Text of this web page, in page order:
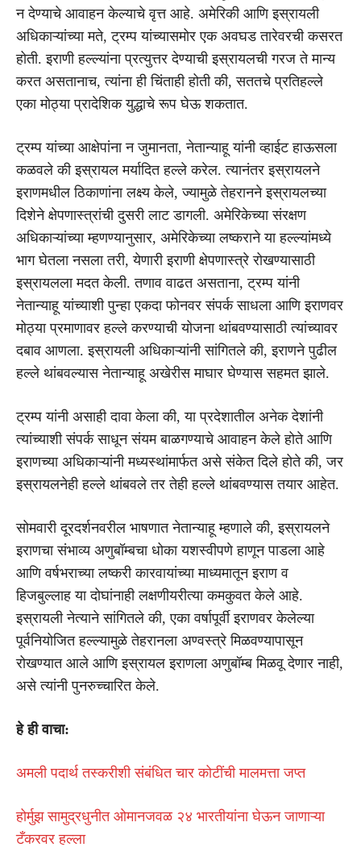
न देण्याचे आवाहन केल्याचे वृत्त आहे. अमेरिकी आणि इस्रायली
अधिकाऱ्यांच्या मते, ट्रम्प यांच्यासमोर एक अवघड तारेवरची कसरत
होती. इराणी हल्ल्यांना प्रत्युत्तर देण्याची इस्रायलची गरज ते मान्य
करत असतानाच, त्यांना ही चिंताही होती की, सततचे प्रतिहल्ले
एका मोठ्या प्रादेशिक युद्धाचे रूप घेऊ शकतात.
ट्रम्प यांच्या आक्षेपांना न जुमानता, नेतान्याहू यांनी व्हाईट हाऊसला
कळवले की इस्रायल मर्यादित हल्ले करेल. त्यानंतर इस्रायलने
इराणमधील ठिकाणांना लक्ष्य केले, ज्यामुळे तेहरानने इस्रायलच्या
दिशेने क्षेपणास्त्रांची दुसरी लाट डागली. अमेरिकेच्या संरक्षण
अधिकाऱ्यांच्या म्हणण्यानुसार, अमेरिकेच्या लष्कराने या हल्ल्यांमध्ये
भाग घेतला नसला तरी, येणारी इराणी क्षेपणास्त्रे रोखण्यासाठी
इस्रायलला मदत केली. तणाव वाढत असताना, ट्रम्प यांनी
नेतान्याहू यांच्याशी पुन्हा एकदा फोनवर संपर्क साधला आणि इराणवर
मोठ्या प्रमाणावर हल्ले करण्याची योजना थांबवण्यासाठी त्यांच्यावर
दबाव आणला. इस्रायली अधिकाऱ्यांनी सांगितले की, इराणने पुढील
हल्ले थांबवल्यास नेतान्याहू अखेरीस माघार घेण्यास सहमत झाले.
ट्रम्प यांनी असाही दावा केला की, या प्रदेशातील अनेक देशांनी
त्यांच्याशी संपर्क साधून संयम बाळगण्याचे आवाहन केले होते आणि
इराणच्या अधिकाऱ्यांनी मध्यस्थांमार्फत असे संकेत दिले होते की, जर
इस्रायलनेही हल्ले थांबवले तर तेही हल्ले थांबवण्यास तयार आहेत.
सोमवारी दूरदर्शनवरील भाषणात नेतान्याहू म्हणाले की, इस्रायलने
इराणचा संभाव्य अणुबॉम्बचा धोका यशस्वीपणे हाणून पाडला आहे
आणि वर्षभराच्या लष्करी कारवायांच्या माध्यमातून इराण व
हिजबुल्लाह या दोघांनाही लक्षणीयरीत्या कमकुवत केले आहे.
इस्रायली नेत्याने सांगितले की, एका वर्षापूर्वी इराणवर केलेल्या
पूर्वनियोजित हल्ल्यामुळे तेहरानला अण्वस्त्रे मिळवण्यापासून
रोखण्यात आले आणि इस्रायल इराणला अणुबॉम्ब मिळवू देणार नाही,
असे त्यांनी पुनरुच्चारित केले.
हे ही वाचा:
अमली पदार्थ तस्करीशी संबंधित चार कोटींची मालमत्ता जप्त
होर्मुझ सामुद्रधुनीत ओमानजवळ २४ भारतीयांना घेऊन जाणाऱ्या
टँकरवर हल्ला